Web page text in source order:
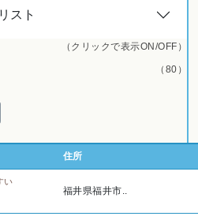
スト
（クリックで表示ON/OFF）
（80）
住所
い
福井県福井市..